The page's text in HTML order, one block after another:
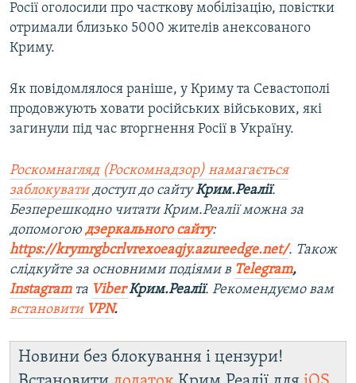
Росії оголосили про часткову мобілізацію, повістки
отримали близько 5000 жителів анексованого
Криму.
Як повідомлялося раніше, у Криму та Севастополі
продовжують ховати російських військових, які
загинули під час вторгнення Росії в Україну.
Роскомнагляд (Роскомнадзор) намагається
заблокуватидоступ до сайтуКрим.Реалії.
Безперешкодно читати Крим.Реалії можна за
допомогою дзеркального сайту:
https://krymrgbcrlvrexoeaqjy.azureedge.net/. Також
слідкуйте за основними подіями в Telegram,
Instagramта ViberКрим.Реалії. Рекомендуємо вам
встановити VPN.
Новини без блокування і цензури!